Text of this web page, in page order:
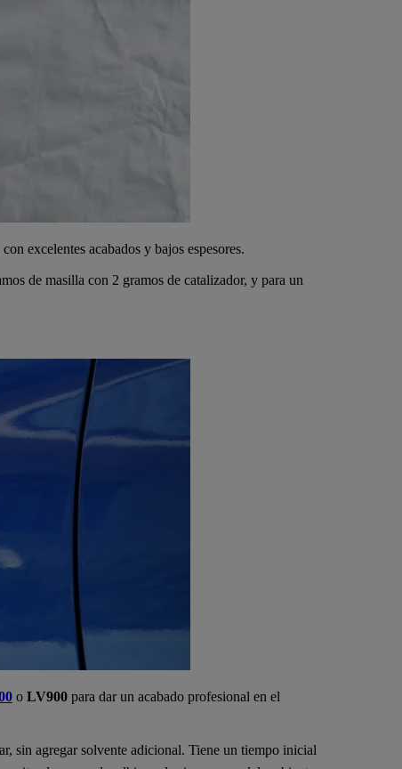
excelentes acabados y bajos espesores.
de masilla con 2 gramos de catalizador, y para un
o LV900para dar un acabado profesional en el
sin agregar solvente adicional. Tiene un tiempo inicial